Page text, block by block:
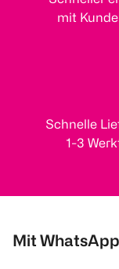
mit
Schnelle
1-3
Mit